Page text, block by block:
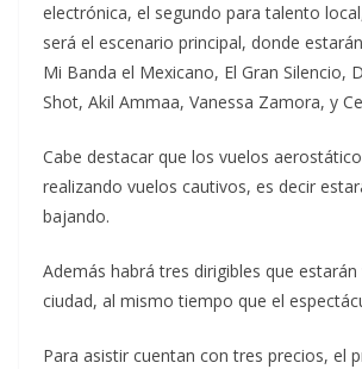
electrónica, el segundo para talento
será el escenario principal, donde
Mi Banda el Mexicano, El Gran Silencio,
Shot, Akil Ammaa, Vanessa Zamora, y
Cabe destacar que los vuelos
realizando vuelos cautivos, es decir
bajando.
Además habrá tres dirigibles que
ciudad, al mismo tiempo que el
Para asistir cuentan con tres precios, el